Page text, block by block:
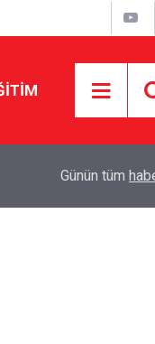
Tercihine Yerleşti
Günün tüm